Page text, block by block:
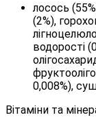
лосось
(2%),
водорості
0,008%),
Вітаміни та